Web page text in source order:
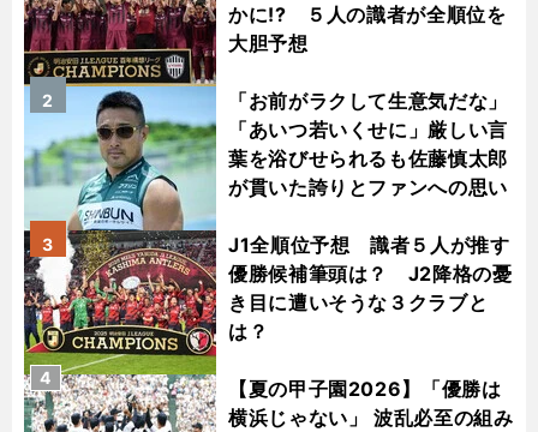
かに!? ５人の識者が全順位を
大胆予想
「お前がラクして生意気だな」
「あいつ若いくせに」厳しい言
葉を浴びせられるも佐藤慎太郎
が貫いた誇りとファンへの思い
2
J1全順位予想 識者５人が推す
優勝候補筆頭は？ J2降格の憂
き目に遭いそうな３クラブと
は？
3
【夏の甲子園2026】「優勝は
横浜じゃない」 波乱必至の組み
4